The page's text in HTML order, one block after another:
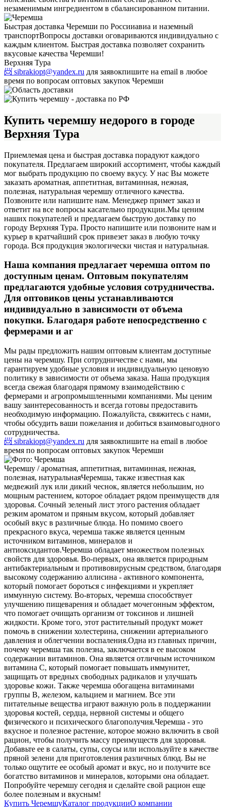
незаменимым ингредиентом в сбалансированном питании.
Быстрая доставка Черемши по Россииавиа и наземный
транспортВопросы доставки оговариваются индивидуально с
каждым клиентом. Быстрая доставка позволяет сохранить
вкусовые качества Черемши!
Верхняя Тура
📨 sibrakiopt@yandex.ru для заявокпишите на email в любое
время по вопросам оптовых закупок Черемши
Купить черемшу недорого в городе
Верхняя Тура
Приемлемая цена и быстрая доставка порадуют каждого
покупателя. Предлагаем широкий ассортимент, чтобы каждый
мог выбрать продукцию по своему вкусу. У нас Вы можете
заказать ароматная, аппетитная, витаминная, нежная,
полезная, натуральная черемшу отличного качества.
Позвоните или напишите нам. Менеджер примет заказ и
ответит на все вопросы касательно продукции.Мы ценим
наших покупателей и предлагаем быструю доставку по
городу Верхняя Тура. Просто напишите или позвоните нам и
курьер в кратчайший срок привезет заказ в любую точку
города. Вся продукция экологически чистая и натуральная.
Наша компания предлагает черемша оптом по
доступным ценам. Оптовым покупателям
предлагаются удобные условия сотрудничества.
Для оптовиков цены устанавливаются
индивидуально в зависимости от объема
покупки. Благодаря работе непосредственно с
фермерами и аг
Мы рады предложить нашим оптовым клиентам доступные
цены на черемшу. При сотрудничестве с нами, мы
гарантируем удобные условия и индивидуальную ценовую
политику в зависимости от объема заказа. Наша продукция
всегда свежая благодаря прямому взаимодействию с
фермерами и агропромышленными компаниями. Мы ценим
вашу заинтересованность и всегда готовы предоставить
необходимую информацию. Пожалуйста, свяжитесь с нами,
чтобы обсудить ваши пожелания и добиться взаимовыгодного
сотрудничества.
📨 sibrakiopt@yandex.ru для заявокпишите на email в любое
время по вопросам оптовых закупок Черемши
Черемшу / ароматная, аппетитная, витаминная, нежная,
полезная, натуральнаяЧеремша, также известная как
медвежий лук или дикий чеснок, является небольшим, но
мощным растением, которое обладает рядом преимуществ для
здоровья. Сочный зеленый лист этого растения обладает
резким ароматом и пряным вкусом, который добавляет
особый вкус в различные блюда. Но помимо своего
прекрасного вкуса, черемша также является ценным
источником витаминов, минералов и
антиоксидантов.Черемша обладает множеством полезных
свойств для здоровья. Во-первых, она является природным
антибактериальным и противовирусным средством, благодаря
высокому содержанию аллисина - активного компонента,
который помогает бороться с инфекциями и укрепляет
иммунную систему. Во-вторых, черемша способствует
улучшению пищеварения и обладает мочегонным эффектом,
что помогает очищать организм от токсинов и лишней
жидкости. Кроме того, этот растительный продукт может
помочь в снижении холестерина, снижении артериального
давления и облегчении воспаления.Одна из главных причин,
почему черемша так полезна, заключается в ее высоком
содержании витаминов. Она является отличным источником
витамина С, который помогает повышать иммунитет,
защищать от вредных свободных радикалов и улучшать
здоровье кожи. Также черемша обогащена витаминами
группы В, железом, кальцием и магнием. Все эти
питательные вещества играют важную роль в поддержании
здоровья костей, сердца, нервной системы и общего
физического и психического благополучия.Черемша - это
вкусное и полезное растение, которое можно включить в свой
рацион, чтобы получить массу преимуществ для здоровья.
Добавьте ее в салаты, супы, соусы или используйте в качестве
пряной зелени для приготовления различных блюд. Вы не
только ощутите ее особый аромат и вкус, но и получите все
богатство витаминов и минералов, которыми она обладает.
Попробуйте черемшу сегодня и сделайте свой рацион еще
более полезным и вкусным!
Купить ЧеремшуКаталог продукцииО компании